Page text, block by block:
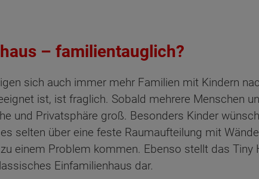
– familientauglich?
sich auch immer mehr Familien mit Kindern
ist, ist fraglich. Sobald mehrere Menschen
und Privatsphäre groß. Besonders Kinder
selten über eine feste Raumaufteilung mit
einem Problem kommen. Ebenso stellt das Tiny
Einfamilienhaus dar.